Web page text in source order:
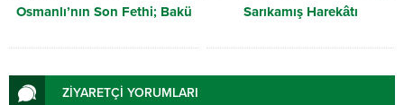
Osmanlı’nın Son Fethi; Bakü Sarıkamış Harekâtı
ZİYARETÇİ YORUMLARI